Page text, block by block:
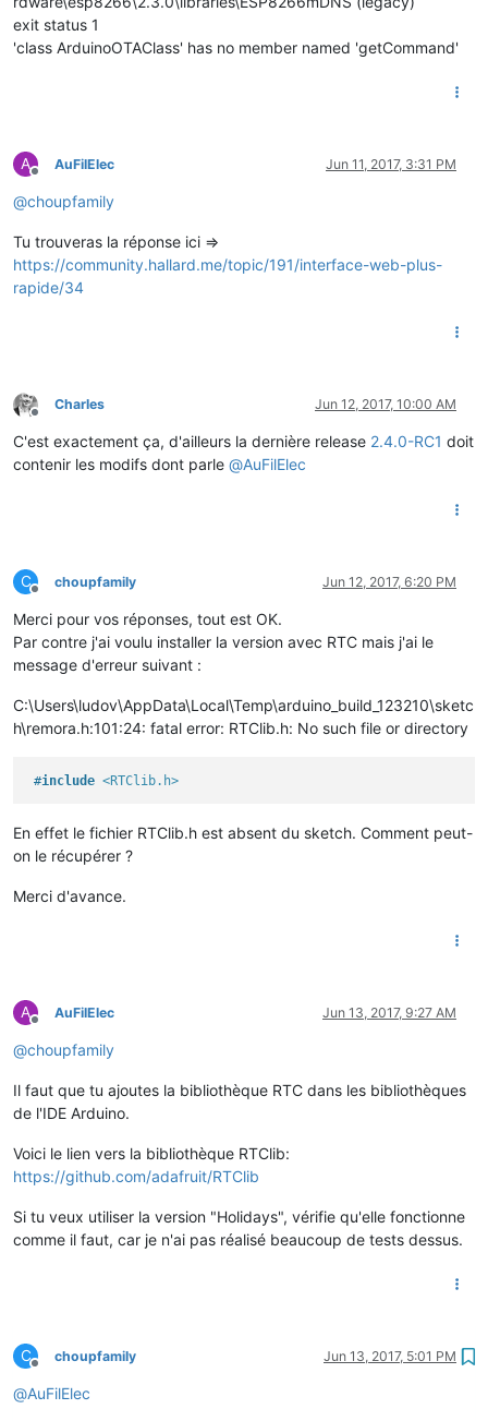
exit status 1
'class ArduinoOTAClass' has no member named 'getCommand'
A
Offline
AuFilElec Jun 11, 2017, 3:31 PM
@choupfamily
Tu trouveras la réponse ici =>
https://community.hallard.me/topic/191/interface-web-plus-
rapide/34
Offline
Charles Jun 12, 2017, 10:00 AM
C'est exactement ça, d'ailleurs la dernière release 2.4.0-RC1 doit
contenir les modifs dont parle @AuFilElec
C
Offline
choupfamily Jun 12, 2017, 6:20 PM
Merci pour vos réponses, tout est OK.
Par contre j'ai voulu installer la version avec RTC mais j'ai le
message d'erreur suivant :
C:\Users\ludov\AppData\Local\Temp\arduino_build_123210\sketc
h\remora.h:101:24: fatal error: RTClib.h: No such file or directory
#include <RTClib.h>
En effet le fichier RTClib.h est absent du sketch. Comment peut-
on le récupérer ?
Merci d'avance.
A
Offline
AuFilElec Jun 13, 2017, 9:27 AM
@choupfamily
Il faut que tu ajoutes la bibliothèque RTC dans les bibliothèques
de l'IDE Arduino.
Voici le lien vers la bibliothèque RTClib:
https://github.com/adafruit/RTClib
Si tu veux utiliser la version "Holidays", vérifie qu'elle fonctionne
comme il faut, car je n'ai pas réalisé beaucoup de tests dessus.
C
Offline
choupfamily Jun 13, 2017, 5:01 PM
@AuFilElec